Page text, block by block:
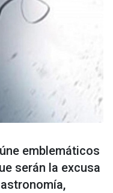
emblemáticos
serán la excusa